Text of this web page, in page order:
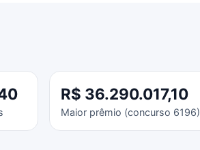
R$ 36.290.017,10
Maior prêmio (concurso 6196)